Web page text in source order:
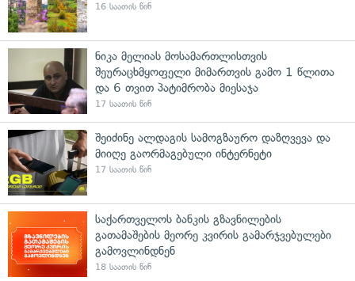
16 საათის წინ
ნიკა მელიას მოსამართლისთვის
შეურაცხმყოფელი მიმართვის გამო 1 წლითა
და 6 თვით პატიმრობა მიესაჯა
17 საათის წინ
შეიძინე ალდაგის სამოგზაურო დაზღვევა და
მიიღე გაორმაგებული ინტერნეტი
17 საათის წინ
საქართველოს ბანკის გზავნილების
გათამაშების მეორე კვირის გამარჯვებულები
გამოვლინდნენ
18 საათის წინ